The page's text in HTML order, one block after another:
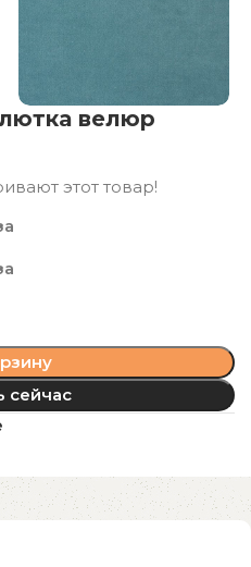
велюр
этот товар!
сейчас